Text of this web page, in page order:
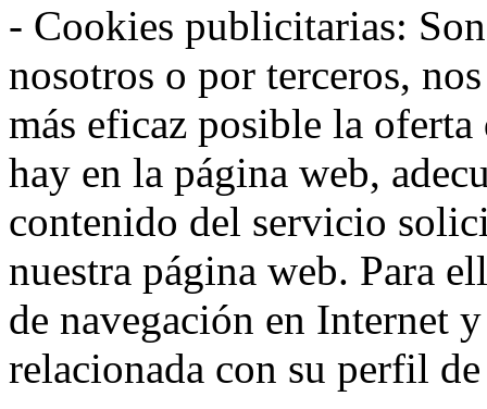
- Cookies publicitarias:
nosotros o por terceros,
más eficaz posible la
hay en la página web,
contenido del servicio
nuestra página web. Para
de navegación en Internet
relacionada con su perfil